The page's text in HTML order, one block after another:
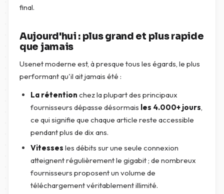
final.
Aujourd'hui : plus grand et plus rapide
que jamais
Usenet moderne est, à presque tous les égards, le plus
performant qu'il ait jamais été :
La rétention chez la plupart des principaux
fournisseurs dépasse désormais les 4.000+ jours,
ce qui signifie que chaque article reste accessible
pendant plus de dix ans.
Vitesses les débits sur une seule connexion
atteignent régulièrement le gigabit ; de nombreux
fournisseurs proposent un volume de
téléchargement véritablement illimité.